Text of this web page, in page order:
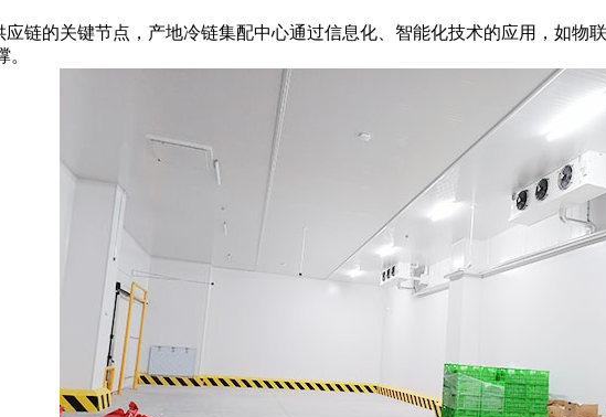
的关键节点，产地冷链集配中心通过信息化、智能化技术的应用，如物